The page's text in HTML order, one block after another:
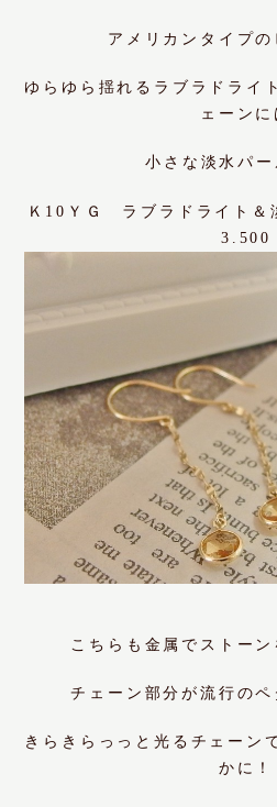
アメリカンタイプの
ゆらゆら揺れるラブラドライ
ェーンに
小さな淡水パ
Ｋ10ＹＧ ラブラドライト
3.500
こちらも金属でストー
チェーン部分が流行の
きらきらっっと光るチェーン
かに！